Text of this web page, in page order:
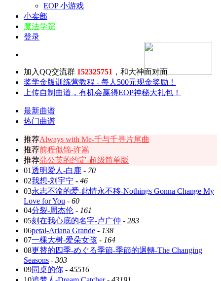
EOP 小游戏
小卖部
魔法学院
登录
加入QQ交流群 152325751 ，和大神面对面
奖学金版训练营教程 - 每人500元现金奖励！
上传自制曲谱，有机会赢得EOP神秘大礼包！
最新曲谱
热门曲谱
推荐Always with Me-千与千寻片尾曲
推荐前程似锦-许嵩
推荐蒲公英的约定-超级简单版
01透明爱人-白鹿 - 70
02我想-刘宇宁 - 46
03永志不渝的爱-此情永不移-Nothings Gonna Change My
Love for You - 60
04分裂-周杰伦 - 161
05刻在我心底的名字-卢广仲 - 283
06petal-Ariana Grande - 138
07一棵大树-爱朵女孩 - 164
08更替的四季-めぐる季節-季節的迴轉-The Changing
Seasons - 303
09同桌的你 - 45516